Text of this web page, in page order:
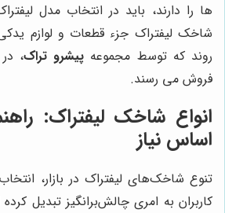
ها را دارند، باید در انتخاب مدل
شاخک لیفتراک جزء قطعات و لوازم
روند که توسط مجموعه پیشرو تراک،
فروش می رسند.
انواع شاخک لیفتراک:
اساس نیاز
تنوع شاخک‌های لیفتراک در بازار،
کاربران به امری چالش‌برانگیز تبدیل